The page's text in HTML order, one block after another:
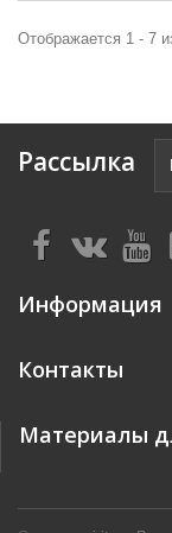
Отображается 1 - 7
Рассылка
Информация
Контакты
Материалы